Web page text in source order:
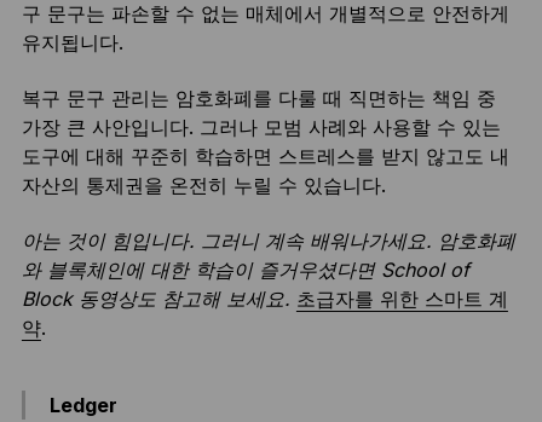
구 문구는 파손할 수 없는 매체에서 개별적으로 안전하게
유지됩니다.
복구 문구 관리는 암호화폐를 다룰 때 직면하는 책임 중
가장 큰 사안입니다. 그러나 모범 사례와 사용할 수 있는
도구에 대해 꾸준히 학습하면 스트레스를 받지 않고도 내
자산의 통제권을 온전히 누릴 수 있습니다.
아는 것이 힘입니다. 그러니 계속 배워나가세요. 암호화폐
와 블록체인에 대한 학습이 즐거우셨다면 School of
Block 동영상도 참고해 보세요. 초급자를 위한 스마트 계
약.
Ledger